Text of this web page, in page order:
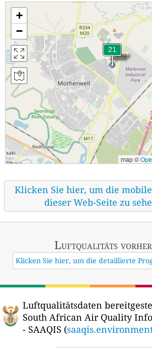
+
−
map ©
Klicken Sie hier, um die
dieser Web-Seite zu
Luftqualitäts
Klicken Sie hier, um die detaillierte
Luftqualitätsdaten
South African Air Quality
- SAAQIS (